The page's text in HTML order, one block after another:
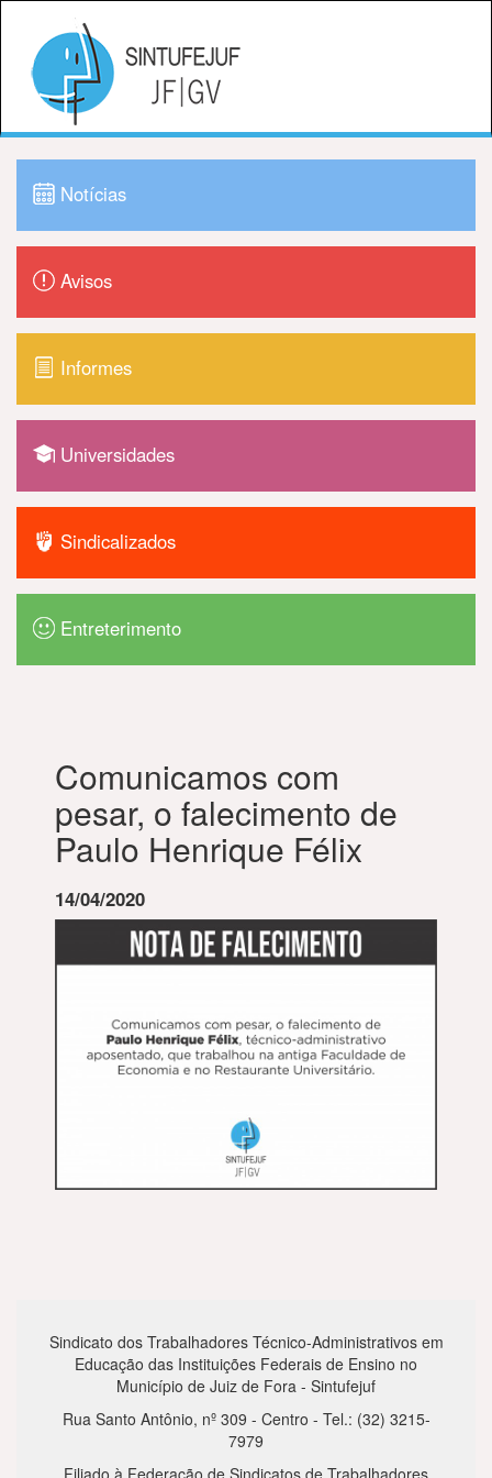
Notícias
Avisos
Informes
Universidades
Sindicalizados
Entreterimento
Comunicamos com
pesar, o falecimento de
Paulo Henrique Félix
14/04/2020
Sindicato dos Trabalhadores Técnico-Administrativos em
Educação das Instituições Federais de Ensino no
Município de Juiz de Fora - Sintufejuf
Rua Santo Antônio, nº 309 - Centro - Tel.: (32) 3215-
7979